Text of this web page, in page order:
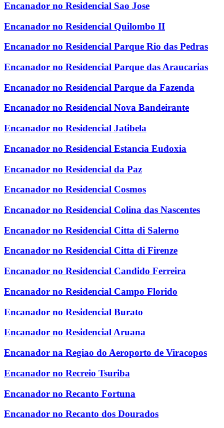
Encanador no Residencial Sao Jose
Encanador no Residencial Quilombo II
Encanador no Residencial Parque Rio das Pedras
Encanador no Residencial Parque das Araucarias
Encanador no Residencial Parque da Fazenda
Encanador no Residencial Nova Bandeirante
Encanador no Residencial Jatibela
Encanador no Residencial Estancia Eudoxia
Encanador no Residencial da Paz
Encanador no Residencial Cosmos
Encanador no Residencial Colina das Nascentes
Encanador no Residencial Citta di Salerno
Encanador no Residencial Citta di Firenze
Encanador no Residencial Candido Ferreira
Encanador no Residencial Campo Florido
Encanador no Residencial Burato
Encanador no Residencial Aruana
Encanador na Regiao do Aeroporto de Viracopos
Encanador no Recreio Tsuriba
Encanador no Recanto Fortuna
Encanador no Recanto dos Dourados